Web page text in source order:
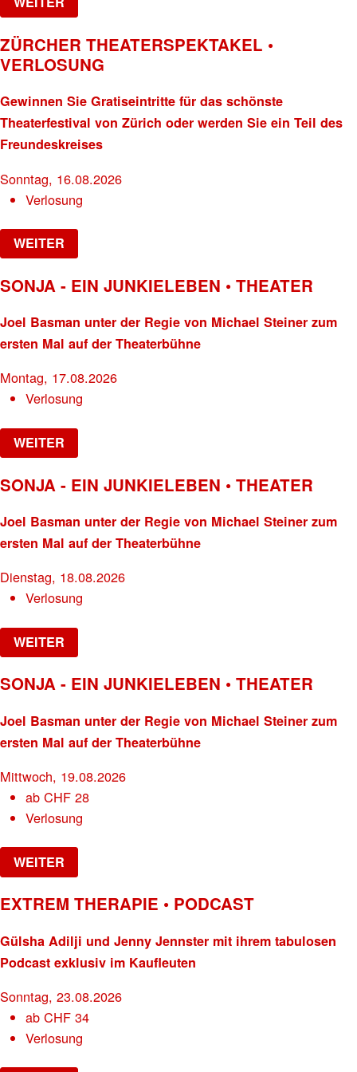
ZÜRCHER THEATERSPEKTAKEL •
VERLOSUNG
Gewinnen Sie Gratiseintritte für das schönste
Theaterfestival von Zürich oder werden Sie ein Teil des
Freundeskreises
Sonntag, 16.08.2026
Verlosung
WEITER
SONJA - EIN JUNKIELEBEN • THEATER
Joel Basman unter der Regie von Michael Steiner zum
ersten Mal auf der Theaterbühne
Montag, 17.08.2026
Verlosung
WEITER
SONJA - EIN JUNKIELEBEN • THEATER
Joel Basman unter der Regie von Michael Steiner zum
ersten Mal auf der Theaterbühne
Dienstag, 18.08.2026
Verlosung
WEITER
SONJA - EIN JUNKIELEBEN • THEATER
Joel Basman unter der Regie von Michael Steiner zum
ersten Mal auf der Theaterbühne
Mittwoch, 19.08.2026
abCHF 28
Verlosung
WEITER
EXTREM THERAPIE • PODCAST
Gülsha Adilji und Jenny Jennster mit ihrem tabulosen
Podcast exklusiv im Kaufleuten
Sonntag, 23.08.2026
abCHF 34
Verlosung